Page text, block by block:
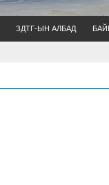
ЗДТГ-ЫН АЛБАД